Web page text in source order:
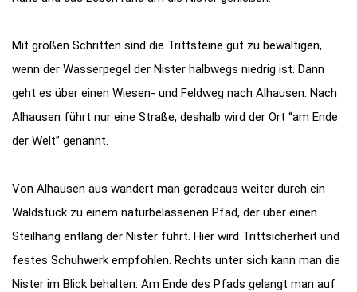
Mit großen Schritten sind die Trittsteine gut zu bewältigen,
wenn der Wasserpegel der Nister halbwegs niedrig ist. Dann
geht es über einen Wiesen- und Feldweg nach Alhausen. Nach
Alhausen führt nur eine Straße, deshalb wird der Ort “am Ende
der Welt” genannt.
Von Alhausen aus wandert man geradeaus weiter durch ein
Waldstück zu einem naturbelassenen Pfad, der über einen
Steilhang entlang der Nister führt. Hier wird Trittsicherheit und
festes Schuhwerk empfohlen. Rechts unter sich kann man die
Nister im Blick behalten. Am Ende des Pfads gelangt man auf